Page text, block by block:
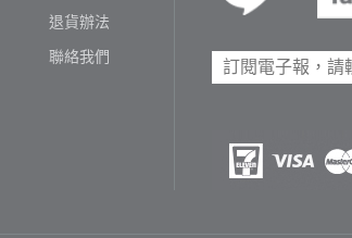
退貨辦法
聯絡我們